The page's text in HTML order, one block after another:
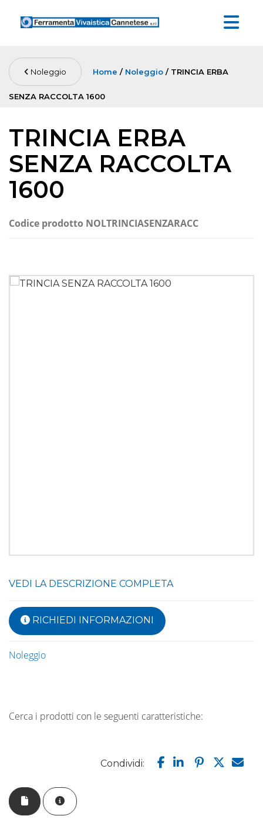
Noleggio Home / Noleggio / TRINCIA ERBA
SENZA RACCOLTA 1600
TRINCIA ERBA
SENZA RACCOLTA
1600
Codice prodotto NOLTRINCIASENZARACC
VEDI LA DESCRIZIONE COMPLETA
RICHIEDI INFORMAZIONI
Noleggio
Cerca i prodotti con le seguenti caratteristiche:
Condividi: